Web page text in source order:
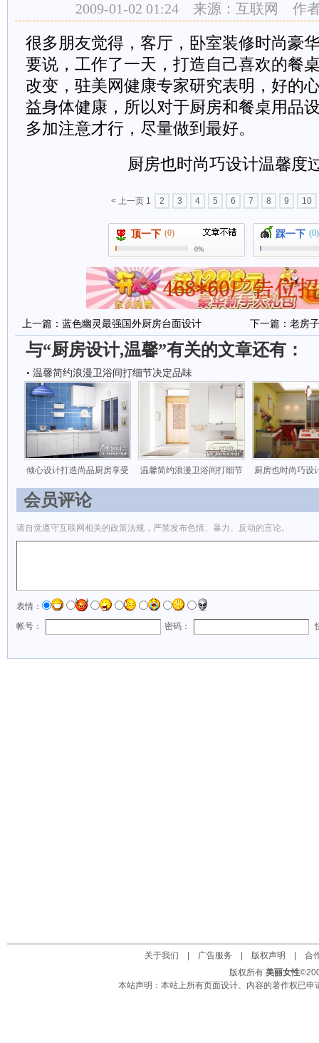
2009-01-02 01:24 来源：互联网
很多朋友觉得，客厅，卧室装修时尚豪
要说，工作了一天，打造自己喜欢的餐
改变，驻美网健康专家研究表明，好的
益身体健康，所以对于厨房和餐桌用品
多加注意才行，尽量做到最好。
厨房也时尚巧设计温馨度
< 上一页 1 2 3 4 5 6 7 8 9 10
顶一下 (0)
0%
踩一下 (0)
上一篇： 蓝色幽灵最强国外厨房台面设计 下一篇： 老房
与“厨房设计,温馨”有关的文章还有：
温馨简约浪漫卫浴间打细节决定品味
倾心设计打造尚品厨房享受 温馨简约浪漫卫浴间打细节 厨房也时尚巧设
会员评论
请自觉遵守互联网相关的政策法规，严禁发布色情、暴力、反动的言论。
表情：
帐号：
密码：
关于我们 广告服务 版权声明
合
版权所有 美丽女性
本站声明：本站上所有页面设计、内容的著作权已